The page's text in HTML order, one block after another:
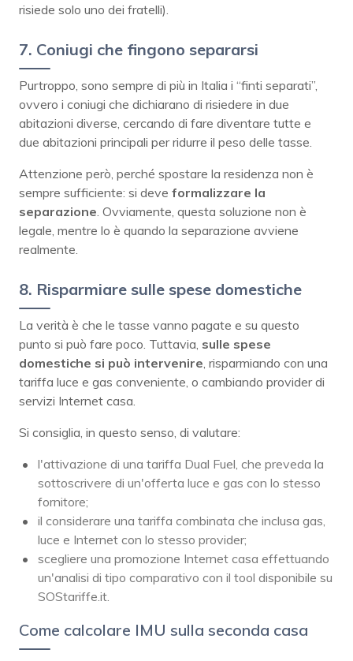
risiede solo uno dei fratelli).
7. Coniugi che fingono separarsi
Purtroppo, sono sempre di più in Italia i “finti separati”,
ovvero i coniugi che dichiarano di risiedere in due
abitazioni diverse, cercando di fare diventare tutte e
due abitazioni principali per ridurre il peso delle tasse.
Attenzione però, perché spostare la residenza non è
sempre sufficiente: si deve formalizzare la
separazione . Ovviamente, questa soluzione non è
legale, mentre lo è quando la separazione avviene
realmente.
8. Risparmiare sulle spese domestiche
La verità è che le tasse vanno pagate e su questo
punto si può fare poco. Tuttavia, sulle spese
domestiche si può intervenire , risparmiando con una
tariffa luce e gas conveniente, o cambiando provider di
servizi Internet casa.
Si consiglia, in questo senso, di valutare:
l'attivazione di una tariffa Dual Fuel, che preveda la
sottoscrivere di un'offerta luce e gas con lo stesso
fornitore;
il considerare una tariffa combinata che inclusa gas,
luce e Internet con lo stesso provider;
scegliere una promozione Internet casa effettuando
un'analisi di tipo comparativo con il tool disponibile su
SOStariffe.it.
Come calcolare IMU sulla seconda casa